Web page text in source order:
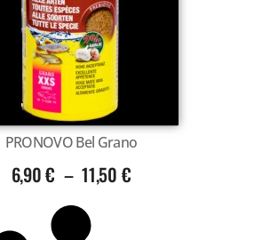
PRONOVO Bel Grano
6,90€ – 11,50 €